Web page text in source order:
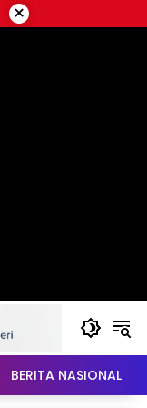
×
BERITA NASIONAL